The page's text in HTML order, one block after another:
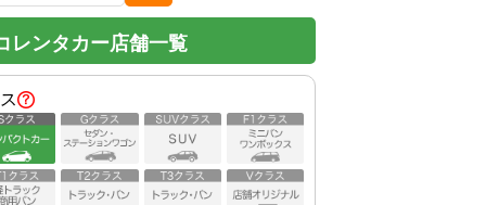
レンタカー店舗一覧